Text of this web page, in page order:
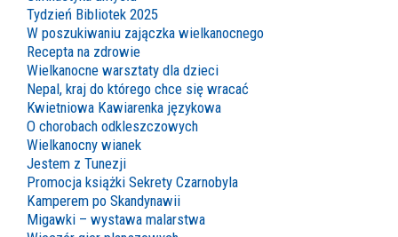
Tydzień Bibliotek 2025
W poszukiwaniu zajączka wielkanocnego
Recepta na zdrowie
Wielkanocne warsztaty dla dzieci
Nepal, kraj do którego chce się wracać
Kwietniowa Kawiarenka językowa
O chorobach odkleszczowych
Wielkanocny wianek
Jestem z Tunezji
Promocja książki Sekrety Czarnobyla
Kamperem po Skandynawii
Migawki – wystawa malarstwa